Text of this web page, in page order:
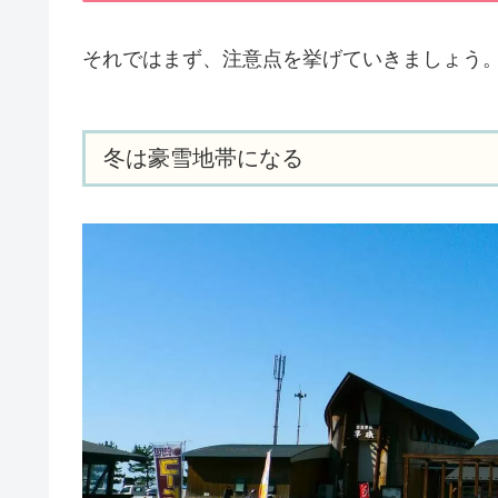
それではまず、注意点を挙げていきましょう
冬は豪雪地帯になる